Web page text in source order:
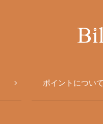
ポイントについて